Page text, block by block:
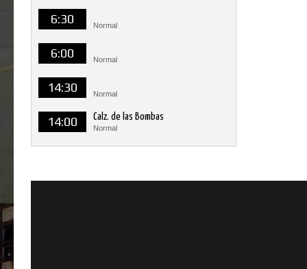
6:30 Normal
6:00 Normal
14:30 Normal
14:00 Calz. de las Bombas
Normal